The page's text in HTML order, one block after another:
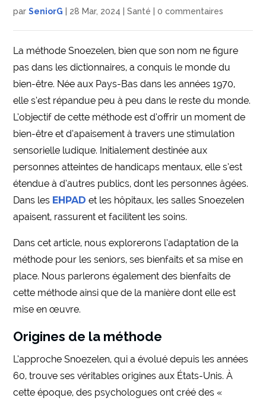
parSeniorG | 28 Mar, 2024 |Santé |0 commentaires
La méthode Snoezelen, bien que son nom ne figure
pas dans les dictionnaires, a conquis le monde du
bien-être. Née aux Pays-Bas dans les années 1970,
elle s’est répandue peu à peu dans le reste du monde.
L’objectif de cette méthode est d’offrir un moment de
bien-être et d’apaisement à travers une stimulation
sensorielle ludique. Initialement destinée aux
personnes atteintes de handicaps mentaux, elle s’est
étendue à d’autres publics, dont les personnes âgées.
Dans les EHPAD et les hôpitaux, les salles Snoezelen
apaisent, rassurent et facilitent les soins.
Dans cet article, nous explorerons l’adaptation de la
méthode pour les seniors, ses bienfaits et sa mise en
place. Nous parlerons également des bienfaits de
cette méthode ainsi que de la manière dont elle est
mise en œuvre.
Origines de la méthode
L’approche Snoezelen, qui a évolué depuis les années
60, trouve ses véritables origines aux États-Unis. À
cette époque, des psychologues ont créé des «